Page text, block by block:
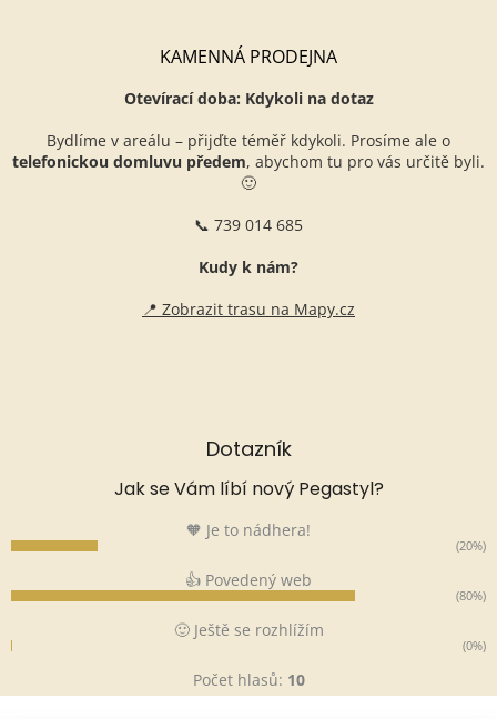
KAMENNÁ PRODEJNA
Otevírací doba: Kdykoli na dotaz
Bydlíme v areálu – přijďte téměř kdykoli. Prosíme ale o
telefonickou domluvu předem, abychom tu pro vás určitě byli.
🙂
📞 739 014 685
Kudy k nám?
📍 Zobrazit trasu na Mapy.cz
Dotazník
Jak se Vám líbí nový Pegastyl?
🧡 Je to nádhera!
(20%)
👍 Povedený web
(80%)
🙂 Ještě se rozhlížím
(0%)
Počet hlasů: 10